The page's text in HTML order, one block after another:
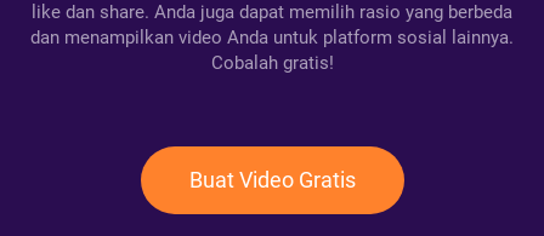
like dan share. Anda juga dapat memilih rasio yang berbeda
dan menampilkan video Anda untuk platform sosial lainnya.
Cobalah gratis!
Buat Video Gratis